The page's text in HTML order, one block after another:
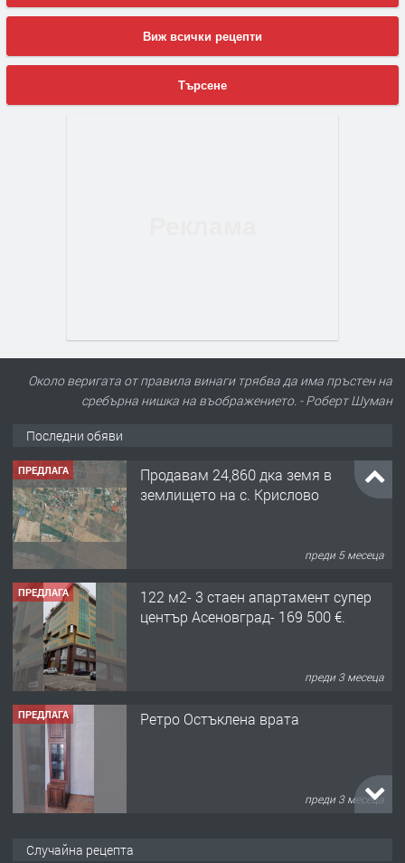
Виж всички рецепти
Търсене
Около веригата от правила винаги трябва да има пръстен на
сребърна нишка на въображението. - Роберт Шуман
Последни обяви
ПРЕДЛАГА
Продавам 24,860 дка земя в
землището на с. Крислово
преди 5 месеца
ПРЕДЛАГА
122 м2- 3 стаен апартамент супер
център Асеновград- 169 500 €.
преди 3 месеца
ПРЕДЛАГА Ретро Остъклена врата
преди 3 месеца
Случайна рецепта